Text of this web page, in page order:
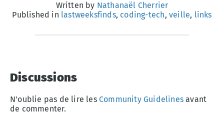
Written by Nathanaël Cherrier
Published in lastweeksfinds, coding-tech, veille, links
Discussions
N'oublie pas de lire les Community Guidelines avant
de commenter.